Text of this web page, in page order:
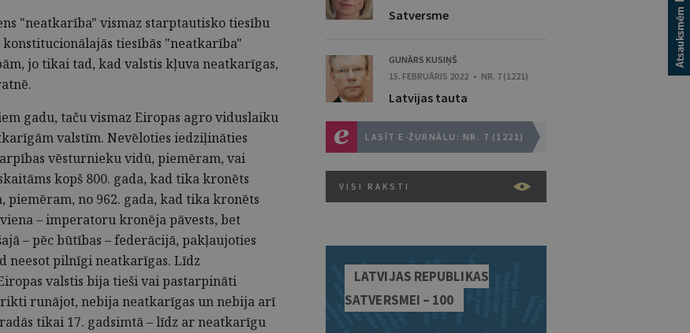
"neatkarība" vismaz starptautisko tiesību
tiesībās "neatkarība"
jo tikai tad, kad valstis kļuva neatkarīgas,
gadu, taču vismaz Eiropas agro viduslaiku
valstīm. Nevēloties iedziļināties
vēsturnieku vidū, piemēram, vai
kopš 800. gada, kad tika kronēts
piemēram, no 962. gada, kad tika kronēts
– imperatoru kronēja pāvests, bet
– pēc būtības – federācijā, pakļaujoties
neesot pilnīgi neatkarīgas. Līdz
valstis bija tieši vai pastarpināti
runājot, nebija neatkarīgas un nebija arī
tikai 17. gadsimtā – līdz ar neatkarīgu
Satversme
GUNĀRS KUSIŅŠ
15. FEBRUĀRIS 2022 • NR. 7 (1221)
Latvijas tauta
LASĪT E-ŽURNĀLU: NR. 7 (1221)
VISI RAKSTI
LATVIJAS REPUBLIKAS
SATVERSMEI – 100